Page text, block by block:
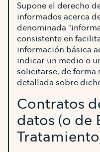
Supone el derecho
informados acerca
denominada
consistente en
información básica
indicar un medio o
solicitarse, de forma
detallada sobre
Contratos
datos (o de